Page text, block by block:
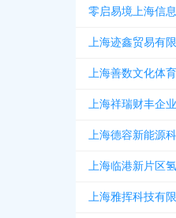
零启易境上海信
上海迹鑫贸易有
上海善数文化体
上海祥瑞财丰企
上海德容新能源
上海雅挥科技有